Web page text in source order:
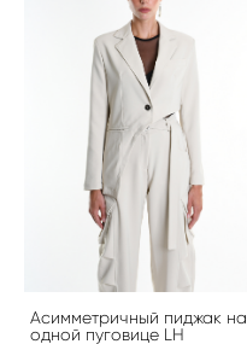
Асимметричный пиджак на
одной пуговице LH